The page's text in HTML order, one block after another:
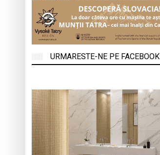
URMARESTE-NE PE FACEBOOK